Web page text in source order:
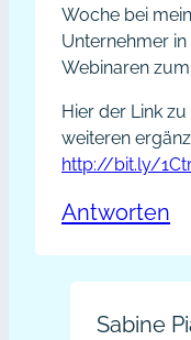
Woche bei
Unternehmer
Webinaren
Hier der Link
weiteren
http://bit.ly/
Antworten
Sabine